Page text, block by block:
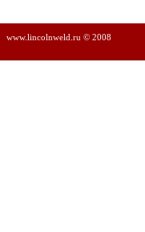
www.lincolnweld.ru © 2008